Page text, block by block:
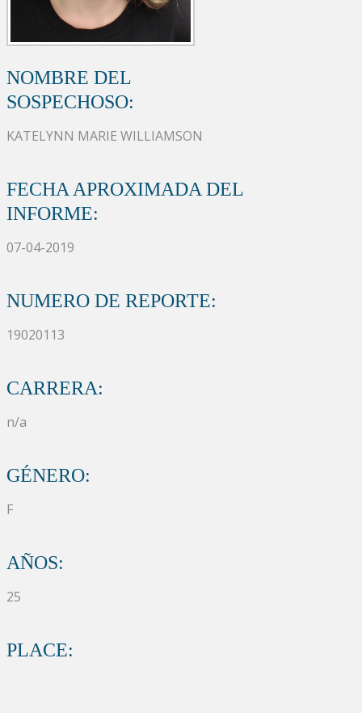
NOMBRE DEL
SOSPECHOSO:
KATELYNN MARIE WILLIAMSON
FECHA APROXIMADA DEL
INFORME:
07-04-2019
NUMERO DE REPORTE:
19020113
CARRERA:
n/a
GÉNERO:
F
AÑOS:
25
PLACE: